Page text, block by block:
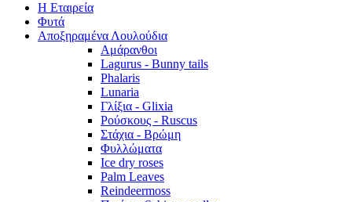
Η Εταιρεία
Φυτά
Αποξηραμένα Λουλούδια
Αμάρανθοι
Lagurus - Bunny tails
Phalaris
Lunaria
Γλίξια - Glixia
Ρούσκους - Ruscus
Στάχια - Βρώμη
Φυλλώματα
Ice dry roses
Palm Leaves
Reindeermoss